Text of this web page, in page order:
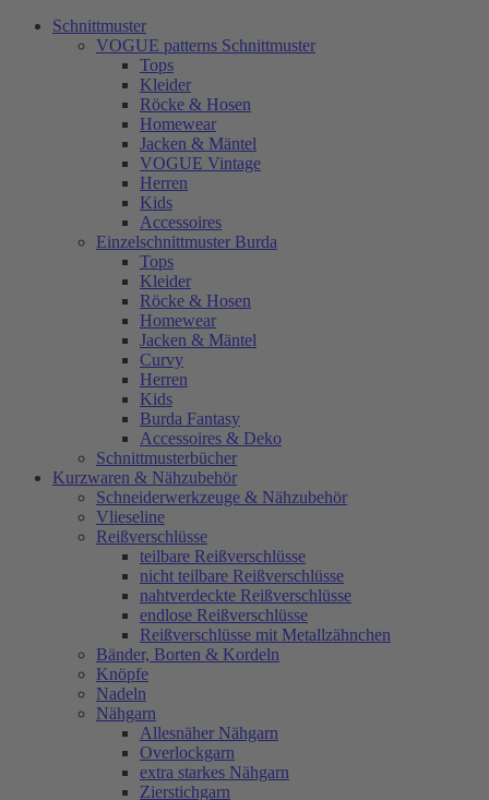
Schnittmuster
VOGUE patterns Schnittmuster
Tops
Kleider
Röcke & Hosen
Homewear
Jacken & Mäntel
VOGUE Vintage
Herren
Kids
Accessoires
Einzelschnittmuster Burda
Tops
Kleider
Röcke & Hosen
Homewear
Jacken & Mäntel
Curvy
Herren
Kids
Burda Fantasy
Accessoires & Deko
Schnittmusterbücher
Kurzwaren & Nähzubehör
Schneiderwerkzeuge & Nähzubehör
Vlieseline
Reißverschlüsse
teilbare Reißverschlüsse
nicht teilbare Reißverschlüsse
nahtverdeckte Reißverschlüsse
endlose Reißverschlüsse
Reißverschlüsse mit Metallzähnchen
Bänder, Borten & Kordeln
Knöpfe
Nadeln
Nähgarn
Allesnäher Nähgarn
Overlockgarn
extra starkes Nähgarn
Zierstichgarn